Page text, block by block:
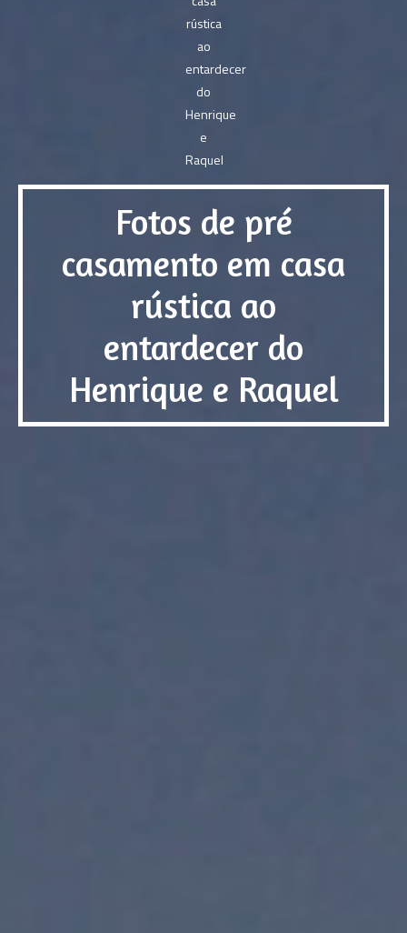
Fotos de pré
casamento em casa
rústica ao
entardecer do
Henrique e Raquel